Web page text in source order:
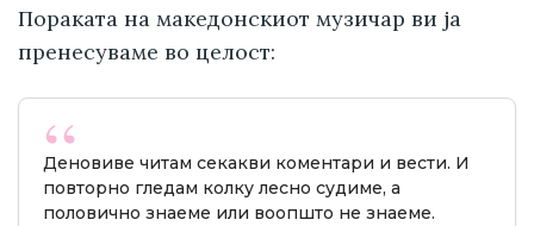
Пораката на македонскиот музичар ви ја
пренесуваме во целост:
Деновиве читам секакви коментари и вести. И
повторно гледам колку лесно судиме, а
половично знаеме или воопшто не знаеме.